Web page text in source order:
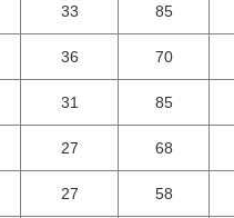
33 85
36 70
31 85
27 68
27 58